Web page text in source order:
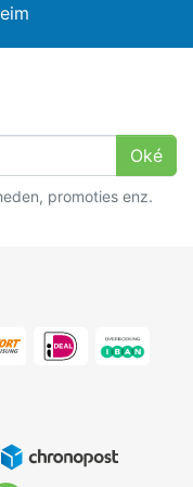
Oké
promoties enz.